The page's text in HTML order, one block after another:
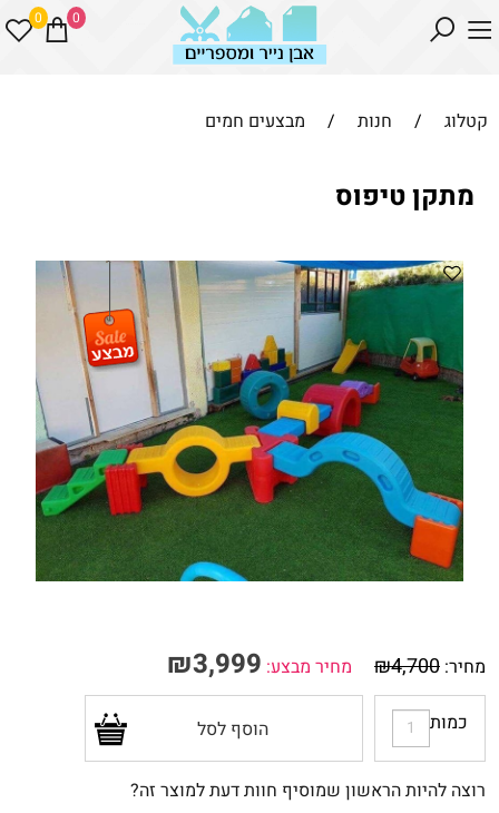
0 0
קטלוג / חנות / מבצעים חמים
מתקן טיפוס
מחיר: ₪4,700 מחיר מבצע: ₪3,999
כמות הוסף לסל
רוצה להיות הראשון שמוסיף חוות דעת למוצר זה?